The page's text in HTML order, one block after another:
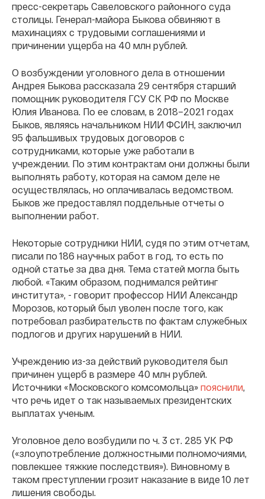
пресс-секретарь Савеловского районного суда
столицы. Генерал-майора Быкова обвиняют в
махинациях с трудовыми соглашениями и
причинении ущерба на 40 млн рублей.
О возбуждении уголовного дела в отношении
Андрея Быкова рассказала 29 сентября старший
помощник руководителя ГСУ СК РФ по Москве
Юлия Иванова. По ее словам, в 2018–2021 годах
Быков, являясь начальником НИИ ФСИН, заключил
95 фальшивых трудовых договоров с
сотрудниками, которые уже работали в
учреждении. По этим контрактам они должны были
выполнять работу, которая на самом деле не
осуществлялась, но оплачивалась ведомством.
Быков же предоставлял поддельные отчеты о
выполнении работ.
Некоторые сотрудники НИИ, судя по этим отчетам,
писали по 186 научных работ в год, то есть по
одной статье за два дня. Тема статей могла быть
любой. «Таким образом, поднимался рейтинг
института», - говорит профессор НИИ Александр
Морозов, который был уволен после того, как
потребовал разбирательств по фактам служебных
подлогов и других нарушений в НИИ.
Учреждению из-за действий руководителя был
причинен ущерб в размере 40 млн рублей.
Источники «Московского комсомольца» пояснили,
что речь идет о так называемых президентских
выплатах ученым.
Уголовное дело возбудили по ч. 3 ст. 285 УК РФ
(«злоупотребление должностными полномочиями,
повлекшее тяжкие последствия»). Виновному в
таком преступлении грозит наказание в виде 10 лет
лишения свободы.